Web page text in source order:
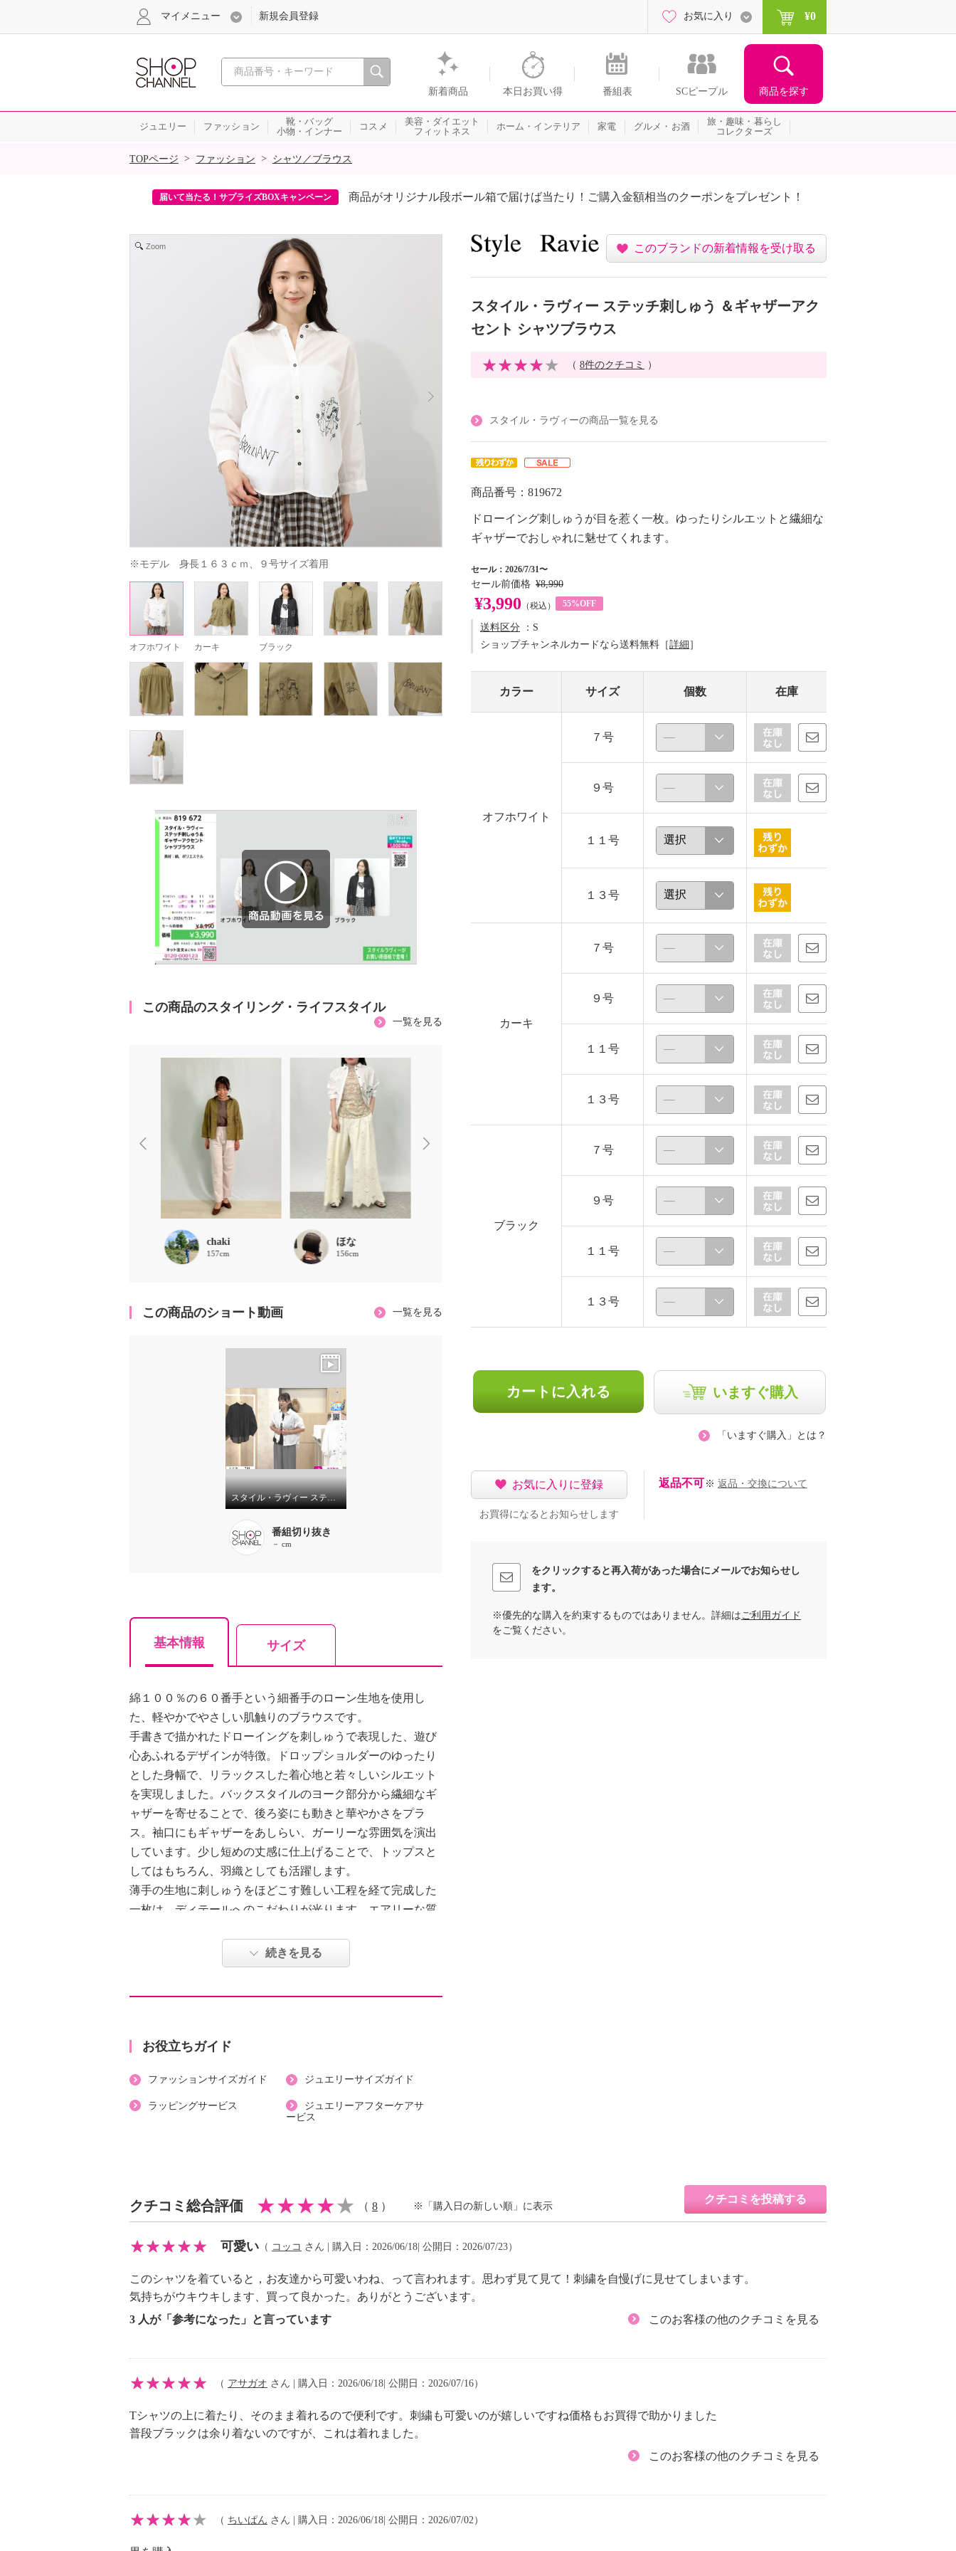
心おどる、瞬間を。通販・テレビショッピングのショップチャンネル
新着商品 本日お買い得 番組表 SCピープル 商品を探す
マイメニュー 新規会員登録 お気に入り ¥0
ジュエリー ファッション
靴・バッグ
小物・インナー
コスメ
美容・ダイエット
フィットネス
ホーム・インテリア 家電 グルメ・お酒
旅・趣味・暮らし
コレクターズ
SALE
TOPページ > ファッション > シャツ／ブラウス
届いて当たる！サプライズBOXキャンペーン 商品がオリジナル段ボール箱で届けば当たり！ご購入金額相当のクーポンをプレゼント！
Zoom
※モデル　身長１６３ｃｍ、９号サイズ着用
オフホワイト カーキ ブラック
この商品のスタイリング・ライフスタイル
一覧を見る
chaki
157cm
ほな
156cm 157cm
ほな
この商品のショート動画 一覧を見る
スタイル・ラヴィー ステッチ刺しゅう ＆ギャザーアクセント シャツブラウス
番組切り抜き
－ cm
基本情報 サイズ
綿１００％の６０番手という細番手のローン生地を使用し
た、軽やかでやさしい肌触りのブラウスです。
手書きで描かれたドローイングを刺しゅうで表現した、遊び
心あふれるデザインが特徴。ドロップショルダーのゆったり
とした身幅で、リラックスした着心地と若々しいシルエット
を実現しました。バックスタイルのヨーク部分から繊細なギ
ャザーを寄せることで、後ろ姿にも動きと華やかさをプラ
ス。袖口にもギャザーをあしらい、ガーリーな雰囲気を演出
しています。少し短めの丈感に仕上げることで、トップスと
してはもちろん、羽織としても活躍します。
薄手の生地に刺しゅうをほどこす難しい工程を経て完成した
一枚は、ディテールへのこだわりが光ります。エアリーな質
けまで幅広いシーンでお楽しみいただけます。
・開きの場所：前中心
・袖の長さ：七分袖
・裏地：なし
・刺しゅう糸ポリエステル１００％
【メンテナンス（絵表示ラベル）】
・漂白処理：塩素系・酸素系漂白不可
・タンブル乾燥：不可
・自然乾燥：日陰の吊り干し
・アイロン仕上げ：可（中温）
・長時間照射による変退色注意
・単品洗い
・摩擦による色落ち、色移り注意
続きを見る
お役立ちガイド
ファッションサイズガイド ジュエリーサイズガイド
ラッピングサービス
ジュエリーアフターケアサ
ービス
このブランドの新着情報を受け取る
スタイル・ラヴィー ステッチ刺しゅう ＆ギャザーアク
セント シャツブラウス
（ 8件のクチコミ ）
スタイル・ラヴィーの商品一覧を見る
商品番号：819672
ドローイング刺しゅうが目を惹く一枚。ゆったりシルエットと繊細な
ギャザーでおしゃれに魅せてくれます。
セール：2026/7/31〜
セール前価格 ¥8,990
¥3,990 （税込） 55%OFF
送料区分 ：S
ショップチャンネルカードなら送料無料［詳細 ］
カラー サイズ 個数 在庫
オフホワイト
７号
９号
１１号
１３号
カーキ
７号
９号
１１号
１３号
ブラック
７号
９号
１１号
１３号
カートに入れる いますぐ購入
「いますぐ購入」とは？
お気に入りに登録
お買得になるとお知らせします
返品不可 ※ 返品・交換について
をクリックすると再入荷があった場合にメールでお知らせし
ます。
※優先的な購入を約束するものではありません。詳細は ご利用ガイド
をご覧ください。
クチコミ総合評価 （ 8 ）
クチコミを投稿する
※「購入日の新しい順」に表示
可愛い （ コッコ さん | 購入日：2026/06/18| 公開日：2026/07/23）
このシャツを着ていると，お友達から可愛いわね、って言われます。思わず見て見て！刺繍を自慢げに見せてしまいます。
気持ちがウキウキします、買って良かった。ありがとうございます。
3 人が「参考になった」と言っています
このお客様の他のクチコミを見る
（ アサガオ さん | 購入日：2026/06/18| 公開日：2026/07/16）
Tシャツの上に着たり、そのまま着れるので便利です。刺繍も可愛いのが嬉しいですね価格もお買得で助かりました
普段ブラックは余り着ないのですが、これは着れました。
このお客様の他のクチコミを見る
（ ちいぱん さん | 購入日：2026/06/18| 公開日：2026/07/02）